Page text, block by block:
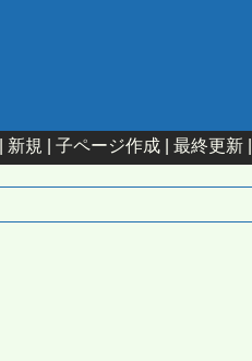
新規 子ページ作成 最終更新